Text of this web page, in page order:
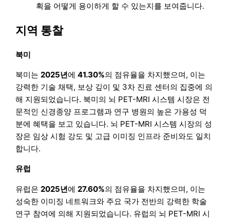
획을 어떻게 용이하게 할 수 있는지를 보여줍니다.
지역 통찰
북미
북미는2025년에41.30%의 점유율을 차지했으며, 이는
강력한 기술 채택, 보상 깊이 및 3차 진료 센터의 집중에 의
해 지원되었습니다. 북미의 뇌 PET-MRI 시스템 시장은 전
문적인 신경종양 프로그램과 연구 병원의 높은 가용성 덕
분에 혜택을 보고 있습니다. 뇌 PET-MRI 시스템 시장의 성
장은 임상 시험 강도 및 고급 이미징 인프라 준비와도 일치
합니다.
유럽
유럽은 2025년에 27.60%의 점유율을 차지했으며, 이는
성숙한 이미징 네트워크와 주요 국가 전반의 강력한 학술
연구 참여에 의해 지원되었습니다. 유럽의 뇌 PET-MRI 시